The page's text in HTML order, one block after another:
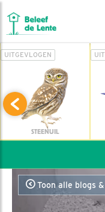
UITGEVLOGEN
STEENUIL
Toon alle blogs